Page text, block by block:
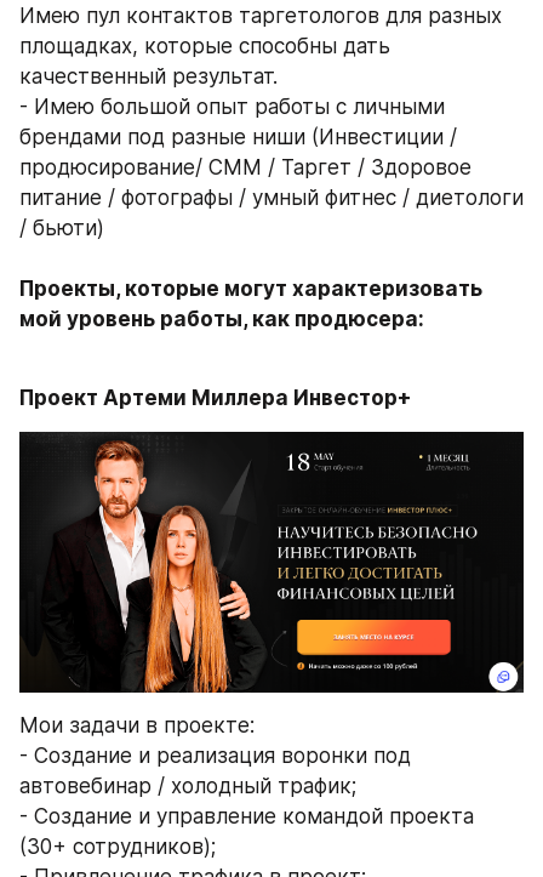
Имею пул контактов таргетологов для разных
площадках, которые способны дать
качественный результат.
- Имею большой опыт работы с личными
брендами под разные ниши (Инвестиции /
продюсирование/ СММ / Таргет / Здоровое
питание / фотографы / умный фитнес / диетологи
/ бьюти)
Проекты, которые могут характеризовать
мой уровень работы, как продюсера:
Проект Артеми Миллера Инвестор+
Мои задачи в проекте:
- Создание и реализация воронки под
автовебинар / холодный трафик;
- Создание и управление командой проекта
(30+ сотрудников);